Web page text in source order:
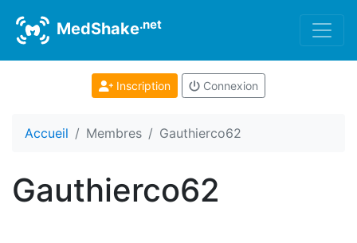
MedShake.net
Inscription Connexion
Accueil Membres Gauthierco62
Gauthierco62